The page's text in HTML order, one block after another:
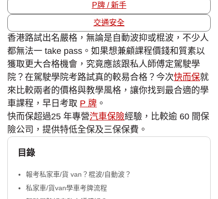
P牌 / 新手
交通安全
香港路試出名嚴格，無論是自動波抑或棍波，不少人
都無法一 take pass。如果想兼顧課程價錢和質素以
獲取更大合格機會，究竟應該跟私人師傅定駕駛學
院？在駕駛學院考路試真的較易合格？今次快而保就
來比較兩者的價格與教學風格，讓你找到最合適的學
車課程，早日考取 P 牌 。
快而保超過25 年專營汽車保險經驗，比較逾 60 間保
險公司，提供特低全保及三保保費。
目錄
報考私家車/貨 van？棍波/自動波？
私家車/貨van學車考牌流程